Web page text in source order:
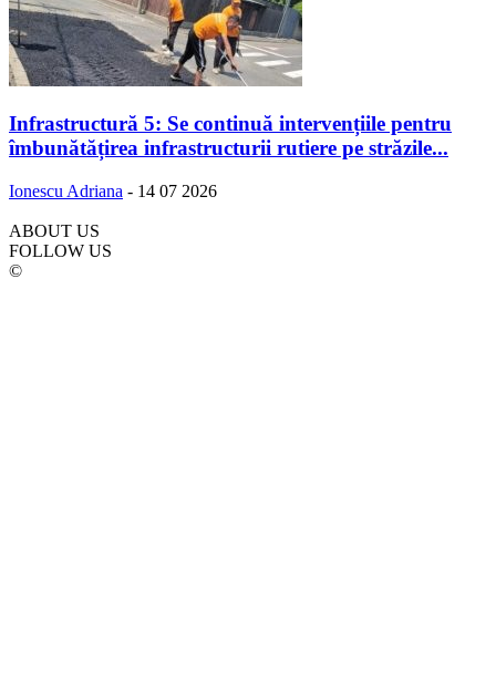
Infrastructură 5: Se continuă intervențiile pentru
îmbunătățirea infrastructurii rutiere pe străzile...
Ionescu Adriana - 14 07 2026
ABOUT US
FOLLOW US
©